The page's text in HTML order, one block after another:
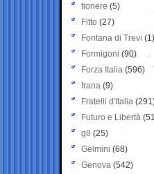
fioriere (5)
Fitto (27)
Fontana di Trevi (1)
Formigoni (90)
Forza Italia (596)
frana (9)
Fratelli d'Italia
Futuro e Libertà
g8 (25)
Gelmini (68)
Genova (542)